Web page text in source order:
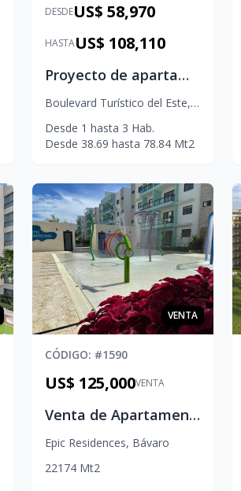
DESDEUS$ 58,970
HASTAUS$ 108,110
Proyecto de apartamentos en venta en plano Punta Cana Los Robles
Boulevard Turístico del Este, Bávaro
Desde 1 hasta 3 Hab.
Desde 38.69 hasta 78.84 Mt2
VENTA
CÓDIGO: #1590
VENTA
US$ 125,000
Venta de Apartamento en Punta Cana | 2 Habitaciones en Epic Sun Residences
Epic Residences, Bávaro
221 74 Mt2